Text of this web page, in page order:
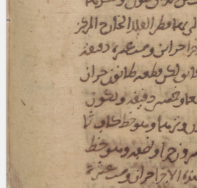
(the underscore) is the placeholder
for exactly one character.
(the percent sign) is the
placeholder for no, one or more
than one character.
(two percent signs) is the
placeholder for no, one or more
than one character, but not for
blank space (so that a search ends
at word boundaries).
Start
Project
Team
News
Jobs
Publications
Conference
Arabic Works